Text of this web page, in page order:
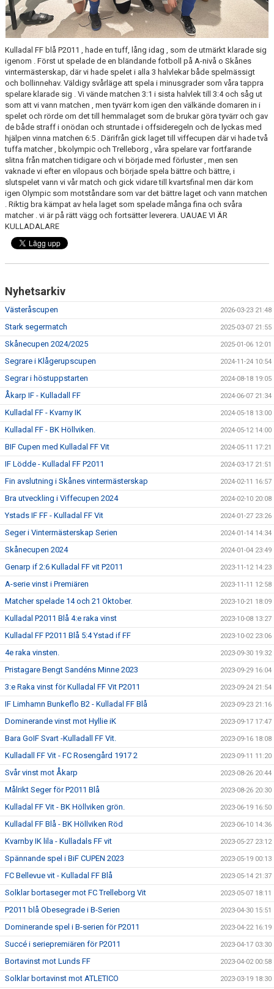
Kulladal FF blå P2011 , hade en tuff, lång idag , som de utmärkt klarade sig
igenom . Först ut spelade de en bländande fotboll på A-nivå o Skånes
vintermästerskap, där vi hade spelet i alla 3 halvlekar både spelmässigt
och bollinnehav. Väldigy svårläge att spela i minusgrader som våra tappra
spelare klarade sig . Vi vände matchen 3:1 i sista halvlek till 3:4 och såg ut
som att vi vann matchen , men tyvärr kom igen den välkände domaren in i
spelet och rörde om det till hemmalaget som de brukar göra tyvärr och gav
de både straff i onödan och struntade i offsideregeln och de lyckas med
hjälpen vinna matchen 6:5 . Därifrån gick laget till viffecupen där vi hade två
tuffa matcher , bkolympic och Trelleborg , våra spelare var fortfarande
slitna från matchen tidigare och vi började med förluster , men sen
vaknade vi efter en vilopaus och började spela bättre och bättre, i
slutspelet vann vi vår match och gick vidare till kvartsfinal men där kom
igen Olympic som motståndare som var det bättre laget och vann matchen
. Riktig bra kämpat av hela laget som spelade många fina och svåra
matcher . vi är på rätt vägg och fortsätter leverera. UAUAE VI ÄR
KULLADALARE
Nyhetsarkiv
Västeråscupen 2026-03-23 21:48
Stark segermatch 2025-03-07 21:55
Skånecupen 2024/2025 2025-01-06 12:01
Segrare i Klågerupscupen 2024-11-24 10:54
Segrar i höstuppstarten 2024-08-18 19:05
Åkarp IF - Kulladall FF 2024-06-07 21:34
Kulladal FF - Kvarny IK 2024-05-18 13:00
Kulladal FF - BK Höllviken. 2024-05-12 14:00
BIF Cupen med Kulladal FF Vit 2024-05-11 17:21
IF Lödde - Kulladal FF P2011 2024-03-17 21:51
Fin avslutning i Skånes vintermästerskap 2024-02-11 16:57
Bra utveckling i Viffecupen 2024 2024-02-10 20:08
Ystads IF FF - Kulladal FF Vit 2024-01-27 23:26
Seger i Vintermästerskap Serien 2024-01-14 14:34
Skånecupen 2024 2024-01-04 23:49
Genarp if 2:6 Kulladal FF vit P2011 2023-11-12 14:23
A-serie vinst i Premiären 2023-11-11 12:58
Matcher spelade 14 och 21 Oktober. 2023-10-21 18:09
Kulladal P2011 Blå 4:e raka vinst 2023-10-08 13:27
Kulladal FF P2011 Blå 5:4 Ystad if FF 2023-10-02 23:06
4e raka vinsten. 2023-09-30 19:32
Pristagare Bengt Sandéns Minne 2023 2023-09-29 16:04
3:e Raka vinst för Kulladal FF Vit P2011 2023-09-24 21:54
IF Limhamn Bunkeflo B2 - Kulladal FF Blå 2023-09-23 21:16
Dominerande vinst mot Hyllie iK 2023-09-17 17:47
Bara GoIF Svart -Kulladall FF Vit. 2023-09-16 18:08
Kulladall FF Vit - FC Rosengård 1917 2 2023-09-11 11:20
Svår vinst mot Åkarp 2023-08-26 20:44
Målrikt Seger för P2011 Blå 2023-08-26 20:30
Kulladal FF Vit - BK Höllviken grön. 2023-06-19 16:50
Kulladal FF Blå - BK Höllviken Röd 2023-06-10 14:36
Kvarnby IK lila - Kulladals FF vit 2023-05-27 23:12
Spännande spel i BiF CUPEN 2023 2023-05-19 00:13
FC Bellevue vit - Kulladal FF Blå 2023-05-14 21:37
Solklar bortaseger mot FC Trelleborg Vit 2023-05-07 18:11
P2011 blå Obesegrade i B-Serien 2023-04-30 15:51
Dominerande spel i B-serien för P2011 2023-04-22 16:19
Succé i seriepremiären för P2011 2023-04-17 03:30
Bortavinst mot Lunds FF 2023-04-02 00:58
Solklar bortavinst mot ATLETICO 2023-03-19 18:30